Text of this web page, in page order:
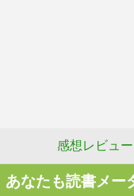
感想レビュー
あなたも読書メー